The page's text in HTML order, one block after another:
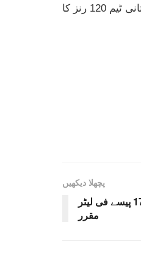
2024 میں نیویارک میں کھیلے گئے ٹی ٹوئنٹی ورلڈ کپ میچ میں بھارت نے پاکستان کو چھ رنز سے ہرایا۔ امریکا میں ہونے والے اس مقابلے میں پاکستانی ٹیم 120 رنز کا
پچھلا دیکھیں
پیٹرولیم مصنوعات کی قیمتوں میں اضافہ، پیٹرول 258 روپے 17 پیسے فی لیٹر
مقرر